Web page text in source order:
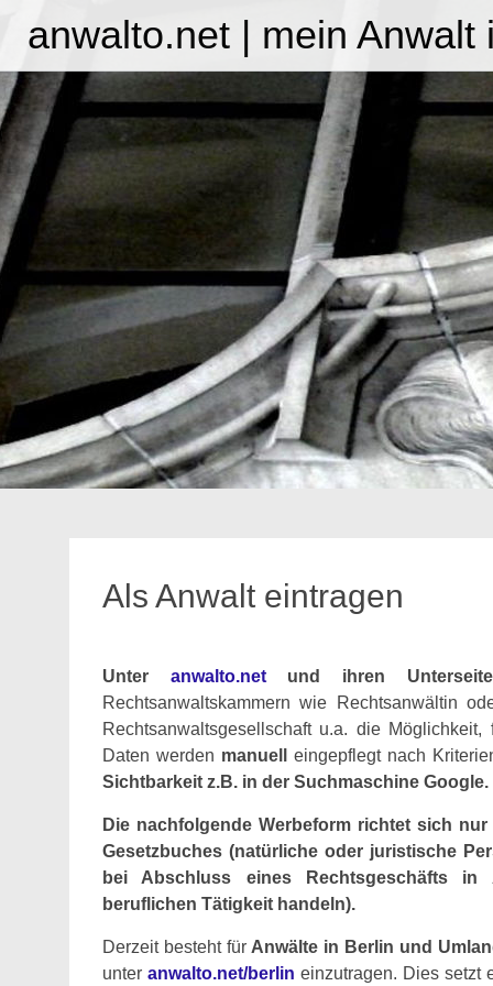
anwalto.net | mein Anwalt
Als Anwalt eintragen
Unter anwalto.netund ihren
Rechtsanwaltskammern wie Rechtsanwältin
Rechtsanwaltsgesellschaft u.a. die
Daten werden manuell
eingepflegt nach
Sichtbarkeit z.B. in der Suchmaschine Google.
Die nachfolgende Werbeform richtet sich
Gesetzbuches (natürliche oder juristische
bei Abschluss eines Rechtsgeschäfts in
beruflichen Tätigkeit handeln).
Derzeit besteht für Anwälte in Berlin und
unteranwalto.net/berlin einzutragen. Dies setzt